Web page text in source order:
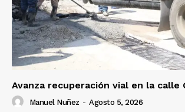
Avanza recuperación vial en la calle
Manuel Nuñez - Agosto 5, 2026